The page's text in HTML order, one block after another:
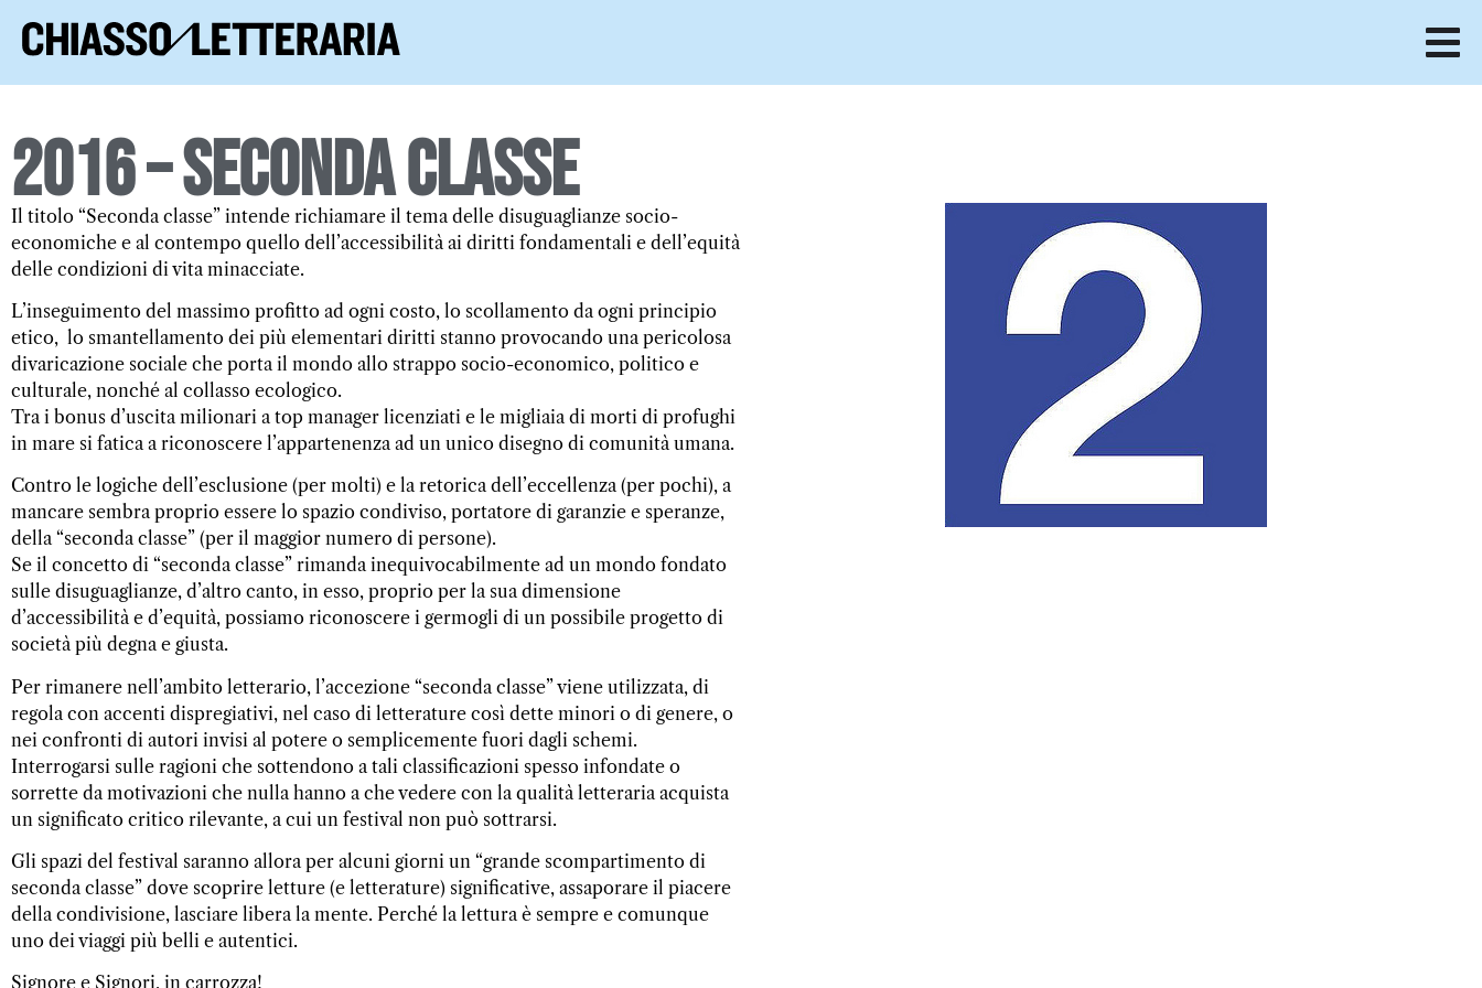
2016 – Seconda classe
Il titolo “Seconda classe” intende richiamare il tema delle disuguaglianze socio-
economiche e al contempo quello dell’accessibilità ai diritti fondamentali e dell’equità
delle condizioni di vita minacciate.
L’inseguimento del massimo profitto ad ogni costo, lo scollamento da ogni principio
etico, lo smantellamento dei più elementari diritti stanno provocando una pericolosa
divaricazione sociale che porta il mondo allo strappo socio-economico, politico e
culturale, nonché al collasso ecologico.
Tra i bonus d’uscita milionari a top manager licenziati e le migliaia di morti di profughi
in mare si fatica a riconoscere l’appartenenza ad un unico disegno di comunità umana.
Contro le logiche dell’esclusione (per molti) e la retorica dell’eccellenza (per pochi), a
mancare sembra proprio essere lo spazio condiviso, portatore di garanzie e speranze,
della “seconda classe” (per il maggior numero di persone).
Se il concetto di “seconda classe” rimanda inequivocabilmente ad un mondo fondato
sulle disuguaglianze, d’altro canto, in esso, proprio per la sua dimensione
d’accessibilità e d’equità, possiamo riconoscere i germogli di un possibile progetto di
società più degna e giusta.
Per rimanere nell’ambito letterario, l’accezione “seconda classe” viene utilizzata, di
regola con accenti dispregiativi, nel caso di letterature così dette minori o di genere, o
nei confronti di autori invisi al potere o semplicemente fuori dagli schemi.
Interrogarsi sulle ragioni che sottendono a tali classificazioni spesso infondate o
sorrette da motivazioni che nulla hanno a che vedere con la qualità letteraria acquista
un significato critico rilevante, a cui un festival non può sottrarsi.
Gli spazi del festival saranno allora per alcuni giorni un “grande scompartimento di
seconda classe” dove scoprire letture (e letterature) significative, assaporare il piacere
della condivisione, lasciare libera la mente. Perché la lettura è sempre e comunque
uno dei viaggi più belli e autentici.
Signore e Signori, in carrozza!